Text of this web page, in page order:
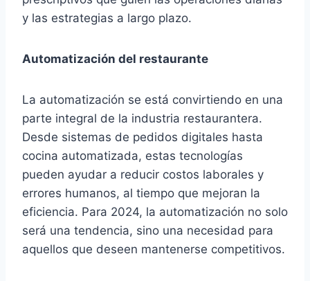
y las estrategias a largo plazo.
Automatización del restaurante
La automatización se está convirtiendo en una
parte integral de la industria restaurantera.
Desde sistemas de pedidos digitales hasta
cocina automatizada, estas tecnologías
pueden ayudar a reducir costos laborales y
errores humanos, al tiempo que mejoran la
eficiencia. Para 2024, la automatización no solo
será una tendencia, sino una necesidad para
aquellos que deseen mantenerse competitivos.